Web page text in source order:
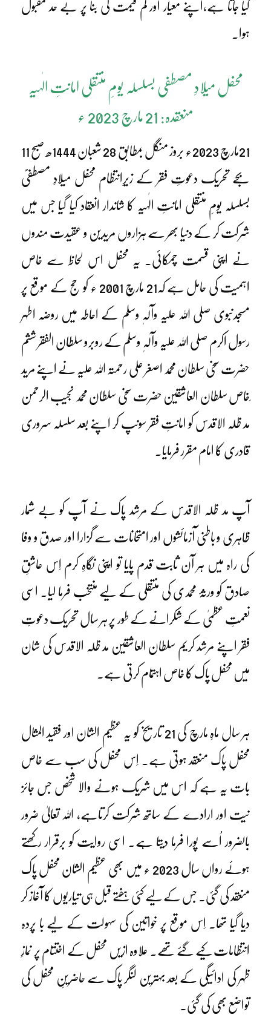
کیا جاتا ہے،اپنے معیار اور کم قیمت کی بنا پر بے حد مقبول
ہوا۔
محفل میلادِ مصطفی بسلسلہ یومِ منتقلی امانتِ الٰہیہ
منعقدہ: 21 مارچ 2023 ء
21مارچ 2023ء بروز منگل بمطابق 28 شعبان 1444ھ صبح 11
بجے تحریک دعوتِ فقر کے زیرِانتظام محفل میلادِ مصطفیؐ
بسلسلہ یومِ منتقلی امانتِ الٰہیہ کا شاندار انعقاد کیا گیا جس میں
شرکت کر کے دنیا بھر سے ہزاروں مریدین و عقیدت مندوں
نے اپنی قسمت چمکائی۔ یہ محفل اس لحاظ سے خاص
اہمیت کی حامل ہے کہ21 مارچ 2001 ء کو حج کے موقع پر
مسجدنبوی صلی اللہ علیہ وآلہٖ وسلم کے احاطہ میں روضہ اطہر
رسول اکرم صلی اللہ علیہ وآلہٖ وسلم کے روبرو سلطان الفقر ششم
حضرت سخی سلطان محمد اصغر علی رحمتہ اللہ علیہ نے اپنے مرید
ِخاص سلطان العاشقین حضرت سخی سلطان محمد نجیب الرحمن
مد ظلہ الاقدس کو امانتِ فقر سونپ کر اپنے بعد سلسلہ سروری
قادری کا امام مقرر فرمایا۔
آپ مد ظلہ الاقدس کے مرشد پاک نے آپ کو بے شمار
ظاہری و باطنی آزمائشوں اور امتحانات سے گزارا اور صدق و وفا
کی راہ میں ہر آن ثابت قدم پایا تو اپنی نگاہِ کرم اِس عاشقِ
صادق کو ورثۂ محمدی کی منتقلی کے لیے منتخب فرما لیا۔ اسی
نعمتِ عظمیٰ کے شکرانے کے طور پر ہر سال تحریک دعوتِ
فقر اپنے مرشد کریم سلطان العاشقین مد ظلہ الاقدس کی شان
میں محفل پاک کا خاص اہتمام کرتی ہے۔
ہر سال ماہِ مارچ کی 21 تاریخ کو یہ عظیم الشان اور فقید المثال
محفل پاک منعقد ہوتی ہے۔ اِس محفل کی سب سے خاص
بات یہ ہے کہ اس میں شریک ہونے والا شخص جس جائز
نیت اور ارادے کے ساتھ شرکت کرتاہے، اللہ تعالیٰ ضرور
بالضرور اُسے پورا فرما دیتا ہے۔ اسی روایت کو برقرار رکھتے
ہوئے رواں سال 2023 ء میں بھی عظیم الشان محفل پاک
منعقد کی گئی۔ جس کے لیے کئی ہفتے قبل ہی تیاریوں کا آغاز کر
دیا گیا تھا۔ اِس موقع پر خواتین کی سہولت کے لیے با پردہ
انتظامات کیے گئے تھے۔ علاوہ ازیں محفل کے اختتام پر نمازِ
ظہر کی ادائیگی کے بعد بہترین لنگر پاک سے حاضرینِ محفل کی
تواضع بھی کی گئی۔